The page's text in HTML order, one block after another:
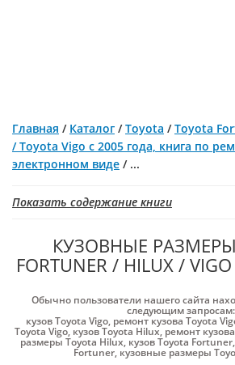
Главная / Каталог /Toyota /Toyota
/ Toyota Vigo с 2005 года, книга по
электронном виде / ...
Показать содержание книги
КУЗОВНЫЕ РАЗМЕРЫ
FORTUNER / HILUX /
Обычно пользователи нашего сайта
следующим запросам:
кузов Toyota Vigo, ремонт кузова Toyota
Toyota Vigo, кузов Toyota Hilux, ремонт
размеры Toyota Hilux, кузов Toyota Fortuner,
Fortuner, кузовные размеры